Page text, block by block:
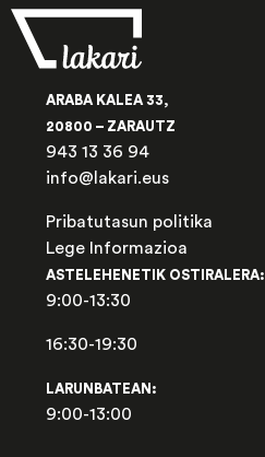
ARABA KALEA 33,
20800 – ZARAUTZ
943 13 36 94
info@lakari.eus
Pribatutasun politika
Lege Informazioa
ASTELEHENETIK OSTIRALERA:
9:00-13:30
16:30-19:30
LARUNBATEAN:
9:00-13:00